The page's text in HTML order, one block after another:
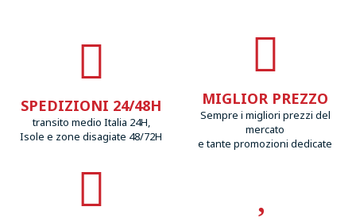
SPEDIZIONI 24/48H
transito medio Italia 24H,
Isole e zone disagiate 48/72H
MIGLIOR PREZZO
Sempre i migliori prezzi del
mercato
e tante promozioni dedicate